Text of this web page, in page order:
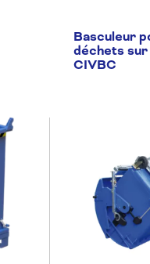
Basculeur
déchets sur
CIVBC